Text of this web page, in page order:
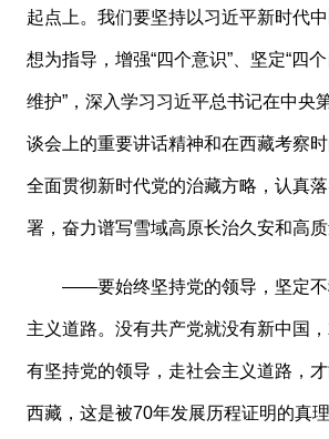
起点上。我们要坚持以习近平新时代
想为指导，增强“四个意识”、坚定“四
维护”，深入学习习近平总书记在中央
谈会上的重要讲话精神和在西藏考察时
全面贯彻新时代党的治藏方略，认真
署，奋力谱写雪域高原长治久安和高质
——要始终坚持党的领导，坚定不
主义道路。没有共产党就没有新中国
有坚持党的领导，走社会主义道路，
西藏，这是被70年发展历程证明的真